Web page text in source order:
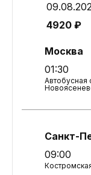
4920 ₽
Москва
01:30
Автобусная
Санкт-
09:00